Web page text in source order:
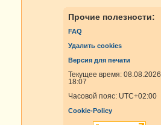
Прочие полезности:
FAQ
Удалить cookies
Версия для печати
Текущее время: 08.08.2026
18:07
Часовой пояс: UTC+02:00
Cookie-Policy